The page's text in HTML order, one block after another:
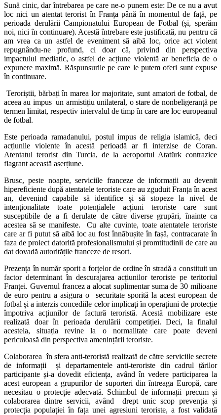
Sună cinic, dar întrebarea pe care ne-o punem este: De ce nu a avut
loc nici un atentat terorist în Franța până în momentul de față, pe
perioada derulării Campionatului European de Fotbal (și, sperăm
noi, nici în continuare). Acestă întrebare este justificată, nu pentru că
am vrea ca un astfel de eveniment să aibă loc, orice act violent
repugnându-ne profund, ci doar că, privind din perspectiva
impactului mediatic, o astfel de acțiune violentă ar beneficia de o
expunere maximă. Răspunsurile pe care le putem oferi sunt expuse
în continuare.
Teroriștii, bărbați în marea lor majoritate, sunt amatori de fotbal, de
aceea au impus un armistițiu unilateral, o stare de nonbeligeranță pe
termen limitat, respectiv intervalul de timp în care are loc europeanul
de fotbal.
Este perioada ramadanului, postul impus de religia islamică, deci
acțiunile violente în acestă perioadă ar fi interzise de Coran.
Atentatul terorist din Turcia, de la aeroportul Atatürk contrazice
flagrant această aserțiune.
Brusc, peste noapte, serviciile franceze de informații au devenit
hipereficiente după atentatele teroriste care au zguduit Franța în acest
an, devenind capabile să identifice și să stopeze la nivel de
intenționalitate toate potențialele acțiuni teroriste care sunt
susceptibile de a fi derulate de către diverse grupări, înainte ca
acestea să se manifeste. Cu alte cuvinte, toate atentatele teroriste
care ar fi putut să aibă loc au fost înnăbușite în fașă, contracarate în
faza de proiect datorită profesionalismului și promtitudinii de care au
dat dovadă autoritățile franceze de resort.
Prezența în număr sporit a forțelor de ordine în stradă a constituit un
factor determinant în descurajarea acțiunilor teroriste pe teritoriul
Franței. Guvernul francez a alocat suplimentar suma de 30 milioane
de euro pentru a asigura o securitate sporită la acest european de
fotbal și a interzis concediile celor implicați în operațiuni de protecție
împotriva acțiunilor de factură teroristă. Acestă mobilizare este
realizată doar în perioada derulării competiției. Deci, la finalul
acesteia, situația revine la o normalitate care poate deveni
periculoasă din perspectiva amenințării teroriste.
Colaborarea în sfera anti-teroristă realizată de către serviciile secrete
de informații și departamentele anti-teroriste din cadrul țărilor
participante și-a dovedit eficiența, având în vedere participarea la
acest european a grupurilor de suporteri din întreaga Europă, care
necesitau o protecție adecvată. Schimbul de informații precum și
colaborarea dintre servicii, având drept unic scop prevenția și
protecția populației în fața unei agresiuni teroriste, a fost validată